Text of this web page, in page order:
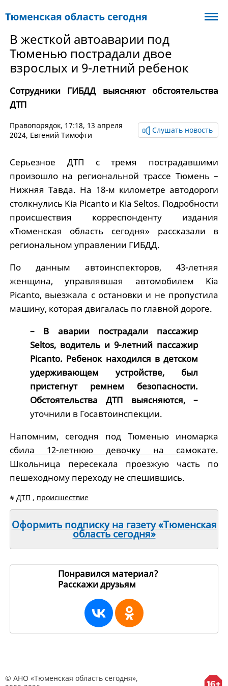
В жесткой автоаварии под
Тюменью пострадали двое
взрослых и 9-летний ребенок
Сотрудники ГИБДД выясняют обстоятельства
ДТП
Правопорядок, 17:18, 13 апреля
2024, Евгений Тимофти
Слушать новость
Серьезное ДТП с тремя пострадавшими
произошло на региональной трассе Тюмень –
Нижняя Тавда. На 18-м километре автодороги
столкнулись Kia Picanto и Kia Seltos. Подробности
происшествия корреспонденту издания
«Тюменская область сегодня» рассказали в
региональном управлении ГИБДД.
По данным автоинспекторов, 43-летняя
женщина, управлявшая автомобилем Kia
Picanto, выезжала с остановки и не пропустила
машину, которая двигалась по главной дороге.
– В аварии пострадали пассажир
Seltos, водитель и 9-летний пассажир
Picanto. Ребенок находился в детском
удерживающем устройстве, был
пристегнут ремнем безопасности.
Обстоятельства ДТП выясняются, –
уточнили в Госавтоинспекции.
Напомним, сегодня под Тюменью иномарка
сбила 12-летнюю девочку на самокате.
Школьница пересекала проезжую часть по
пешеходному переходу не спешившись.
# ДТП , происшествие
Оформить подписку на газету «Тюменская
область сегодня»
Понравился материал?
Расскажи друзьям
© АНО «Тюменская область сегодня»,